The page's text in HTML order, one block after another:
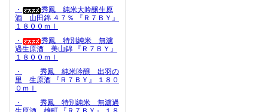
・
秀鳳 純米大吟醸生原
酒 山田錦 ４７％ 『Ｒ７ＢＹ』
１８００ｍｌ
・
秀鳳 特別純米 無濾
過生原酒 美山錦 『Ｒ７ＢＹ』
１８００ｍｌ
・
秀鳳 純米吟醸 出羽の
里 生原酒 『Ｒ７ＢＹ』 １８０
０ｍｌ
・
秀鳳 特別純米 無濾過